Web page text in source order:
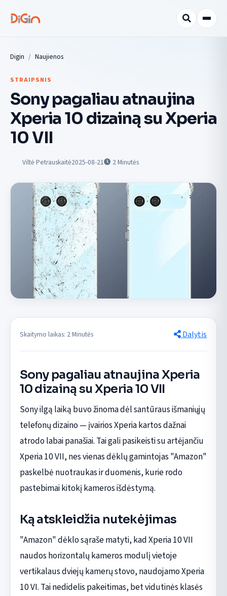
Digin Naujienos
STRAIPSNIS
Sony pagaliau atnaujina
Xperia 10 dizainą su Xperia
10 VII
Viltė Petrauskaitė2025-08-21 2Minutės
Skaitymo laikas: 2 Minutės Dalytis
Sony pagaliau atnaujina Xperia
10 dizainą su Xperia 10 VII
Sony ilgą laiką buvo žinoma dėl santūraus išmaniųjų
telefonų dizaino — įvairios Xperia kartos dažnai
atrodo labai panašiai. Tai gali pasikeisti su artėjančiu
Xperia 10 VII, nes vienas dėklų gamintojas "Amazon"
paskelbė nuotraukas ir duomenis, kurie rodo
pastebimai kitokį kameros išdėstymą.
Ką atskleidžia nutekėjimas
"Amazon" dėklo sąraše matyti, kad Xperia 10 VII
naudos horizontalų kameros modulį vietoje
vertikalaus dviejų kamerų stovo, naudojamo Xperia
10 VI. Tai nedidelis pakeitimas, bet vidutinės klasės